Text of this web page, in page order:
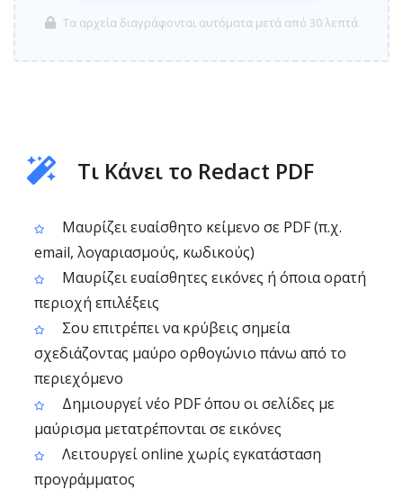
Τα αρχεία διαγράφονται αυτόματα μετά από 30 λεπτά
Τι Κάνει το Redact PDF
Μαυρίζει ευαίσθητο κείμενο σε PDF (π.χ.
email, λογαριασμούς, κωδικούς)
Μαυρίζει ευαίσθητες εικόνες ή όποια ορατή
περιοχή επιλέξεις
Σου επιτρέπει να κρύβεις σημεία
σχεδιάζοντας μαύρο ορθογώνιο πάνω από το
περιεχόμενο
Δημιουργεί νέο PDF όπου οι σελίδες με
μαύρισμα μετατρέπονται σε εικόνες
Λειτουργεί online χωρίς εγκατάσταση
προγράμματος